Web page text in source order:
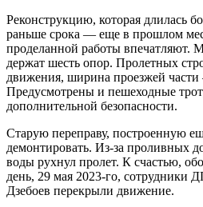
Реконструкцию, которая длилась
раньше срока — еще в прошлом
проделанной работы впечатляют.
держат шесть опор. Пролетных
движения, ширина проезжей
Предусмотрены и пешеходные
дополнительной безопасности.
Старую переправу, построенную
демонтировать. Из-за проливных
воды рухнул пролет. К счастью,
день, 29 мая 2023-го, сотрудники
Дзебоев перекрыли движение.